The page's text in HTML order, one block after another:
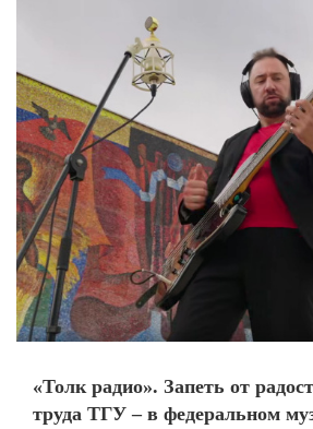
«Толк радио». Запеть от
труда ТГУ – в федеральном